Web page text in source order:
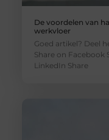
De voordelen van
werkvloer
Goed artikel? Deel
Share on Facebook
LinkedIn Share